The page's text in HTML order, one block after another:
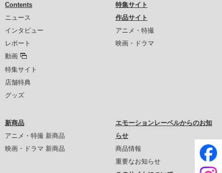
Contents
ニュース
インタビュー
レポート
動画
特集サイト
店舗特典
グッズ
特集サイト
作品サイト
アニメ・特撮
映画・ドラマ
新商品
アニメ・特撮 新商品
映画・ドラマ 新商品
エモーションレーベルからのお知
らせ
商品情報
重要なお知らせ